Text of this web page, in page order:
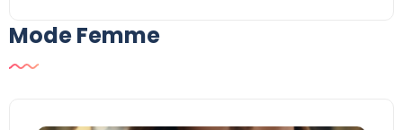
Mode Femme